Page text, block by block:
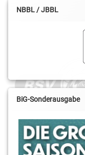
NBBL / JBBL
BiG-Sonderausgabe